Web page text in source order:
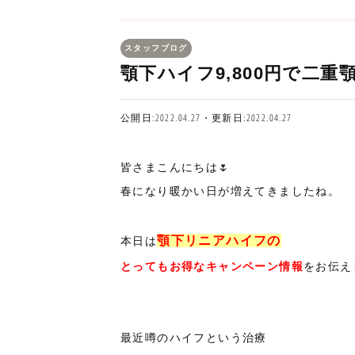
スタッフブログ
顎下ハイフ9,800円で二重
公開日:2022.04.27・更新日:2022.04.27
皆さまこんにちは🌷
春になり暖かい日が増えてきましたね。
本日は顎下リニアハイフの
とってもお得なキャンペーン情報をお伝
最近噂のハイフという治療